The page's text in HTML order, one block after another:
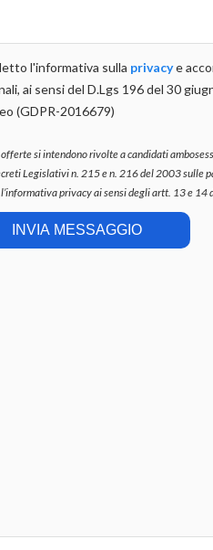
l'informativa sulla privacye
ai sensi del D.Lgs 196 del 30
(GDPR-2016679)
si intendono rivolte a candidati
Legislativi n. 215 e n. 216 del 2003 sulle
privacy ai sensi degli artt. 13 e 14
INVIA MESSAGGIO